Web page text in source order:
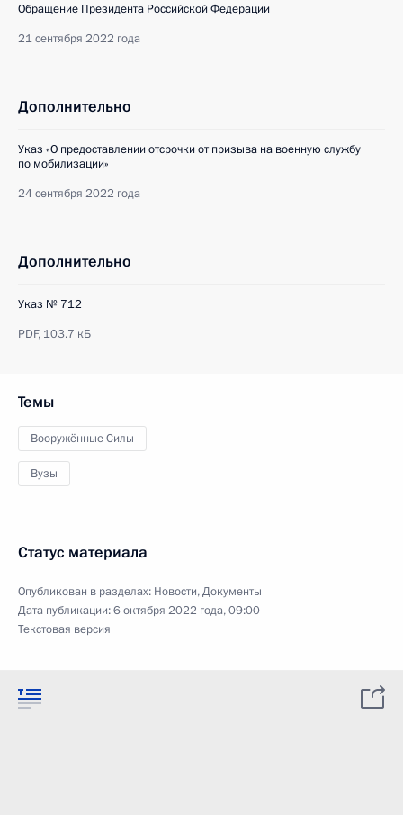
Обращение Президента Российской Федерации
21 сентября 2022 года
Дополнительно
Указ «О предоставлении отсрочки от призыва на военную службу
по мобилизации»
24 сентября 2022 года
Дополнительно
Указ № 712
PDF, 103.7 кБ
Темы
Вооружённые Силы
Вузы
Статус материала
Опубликован в разделах: Новости,Документы
Дата публикации:6 октября 2022 года, 09:00
Текстовая версия